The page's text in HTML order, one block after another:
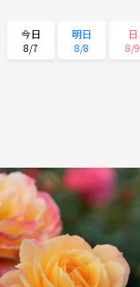
今日
8/7
明日
8/8
日
8/9